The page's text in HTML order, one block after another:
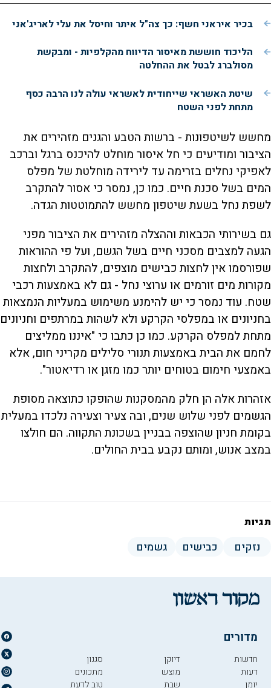
בכיר איראני חשף: כך צה"ל איתר וחיסל את עלי לאריג'אני
הליכוד חוששת מאיסור הדיווח מהקלפיות - ומבקשת
מסולברג לבטל את ההחלטה
שיטת האשראי שייחודית לאשראי עולה לנו הרבה כסף
מתחת לפני השטח
מחשש לשיטפונות - ברשות הטבע והגנים מזהירים את
הציבור ומודיעים כי חל איסור מוחלט להיכנס ברגל וברכב
לאפיקי נחלים בזרימה עד לירידה מוחלטת של מפלס
המים בשל סכנת חיים. כמו כן, נמסר כי אסור להתקרב
לשפת נחל בשעת שיטפון מחשש להתמוטטות הגדה.
גם בשירותי הכבאות וההצלה מזהירים את הציבור מפני
הגעה למצבים מסכני חיים בשל הגשם, ועל פי ההוראות
שפורסמו אין לחצות כבישים מוצפים, להתקרב ולחצות
מקורות מים זורמים או ערוצי נחל - גם לא באמצעות רכבי
שטח. עוד נמסר כי יש להימנע משימוש במעליות הנמצאות
בחניונים או במפלסי הקרקע ולא לשהות במרתפים וחניונים
מתחת למפלס הקרקע. כמו כן כתבו כי "איננו ממליצים
לחמם את הבית באמצעות תנורי סלילים מקריני חום, אלא
באמצעי חימום בטוחים יותר כמו מזגן או רדיאטור".
אזהרות אלה הן חלק מהמסקנות שהופקו כתוצאה מסופת
הגשמים לפני שלוש שנים, ובה צעיר וצעירה נלכדו במעלית
בקומת חניון שהוצפה בבניין בשכונת התקווה. הם חולצו
במצב אנוש, ומותם נקבע בבית החולים.
תגיות
נזקים כבישים גשמים
מדורים
חדשות
דעות
יומן
דיוקן
מוצש
שבת
סגנון
מתכונים
טוב לדעת